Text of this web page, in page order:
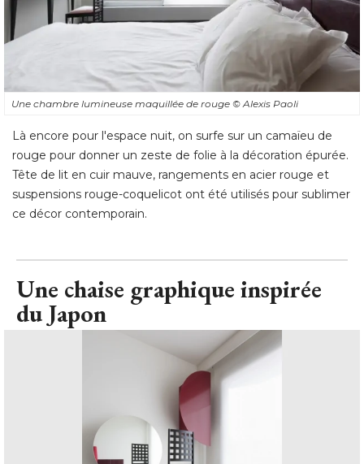
Une chambre lumineuse maquillée de rouge © Alexis Paoli
Là encore pour l'espace nuit, on surfe sur un camaïeu de
rouge pour donner un zeste de folie à la décoration épurée.
Tête de lit en cuir mauve, rangements en acier rouge et
suspensions rouge-coquelicot ont été utilisés pour sublimer
ce décor contemporain.
Une chaise graphique inspirée
du Japon